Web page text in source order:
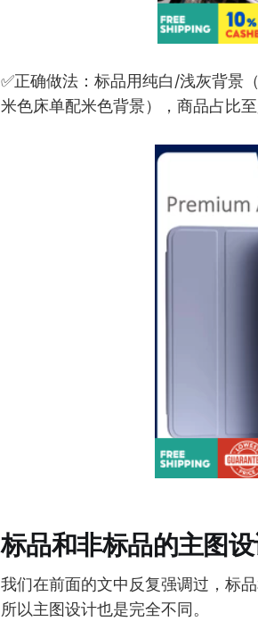
✅正确做法：标品用纯白/浅灰背景
米色床单配米色背景），商品占比至
标品和非标品的主图
我们在前面的文中反复强调过，标
所以主图设计也是完全不同。